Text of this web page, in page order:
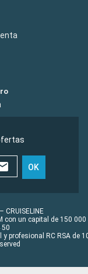
OK
con un capital de 150 000
50
profesional RC RSA de